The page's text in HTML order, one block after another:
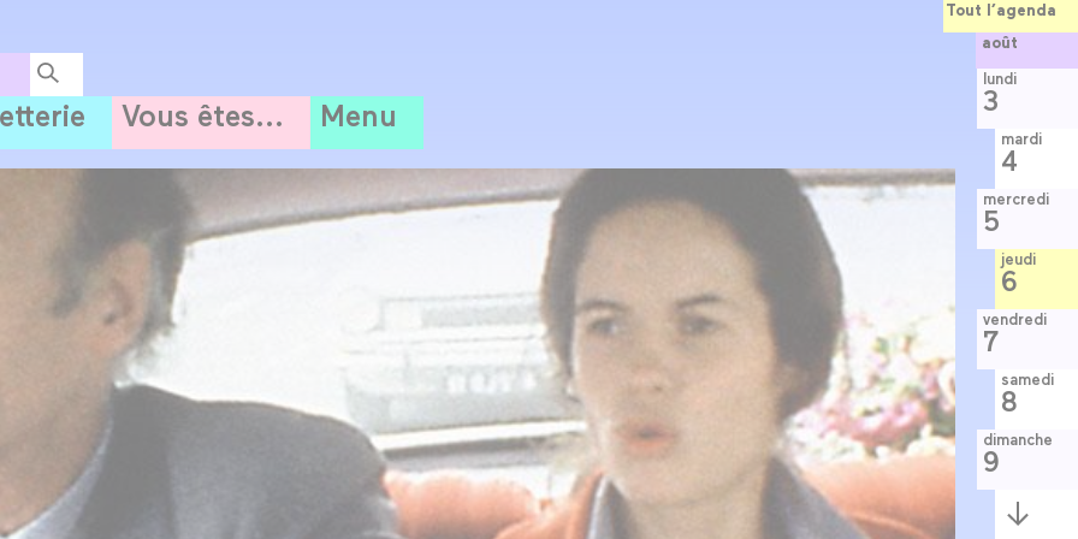
Vous êtes... Menu
Tout l’agenda
août
lundi
3
mardi
4
mercredi
5
jeudi
6
vendredi
7
samedi
8
dimanche
9
Semaine
suivante